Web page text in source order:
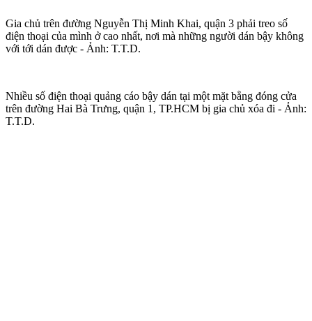
Gia chủ trên đường Nguyễn Thị Minh Khai, quận 3 phải treo số
điện thoại của mình ở cao nhất, nơi mà những người dán bậy không
với tới dán được - Ảnh: T.T.D.
Nhiều số điện thoại quảng cáo bậy dán tại một mặt bằng đóng cửa
trên đường Hai Bà Trưng, quận 1, TP.HCM bị gia chủ xóa đi - Ảnh:
T.T.D.